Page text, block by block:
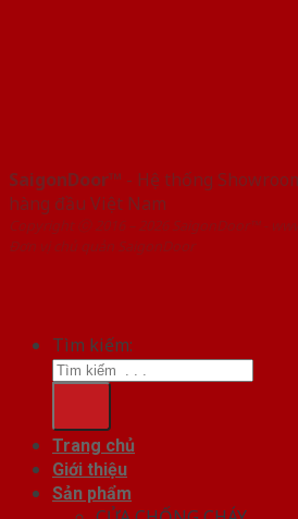
SaigonDoor™ - Hệ thống
hàng đầu Việt Nam
Copyright ⓒ 2016 – 2026 SaigonDoor™ -
Đơn vị chủ quản SaigonDoor
Tìm kiếm:
Trang chủ
Giới thiệu
Sản phẩm